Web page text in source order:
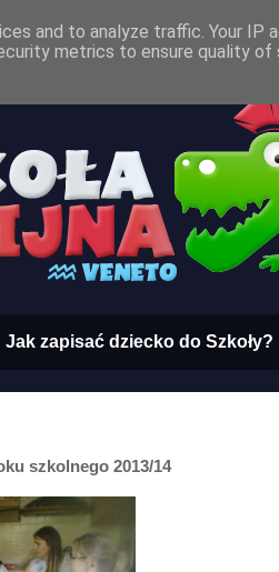
Jak zapisać dziecko do Szkoły?
szkolnego 2013/14
and to analyze traffic. Your IP
metrics to ensure quality of